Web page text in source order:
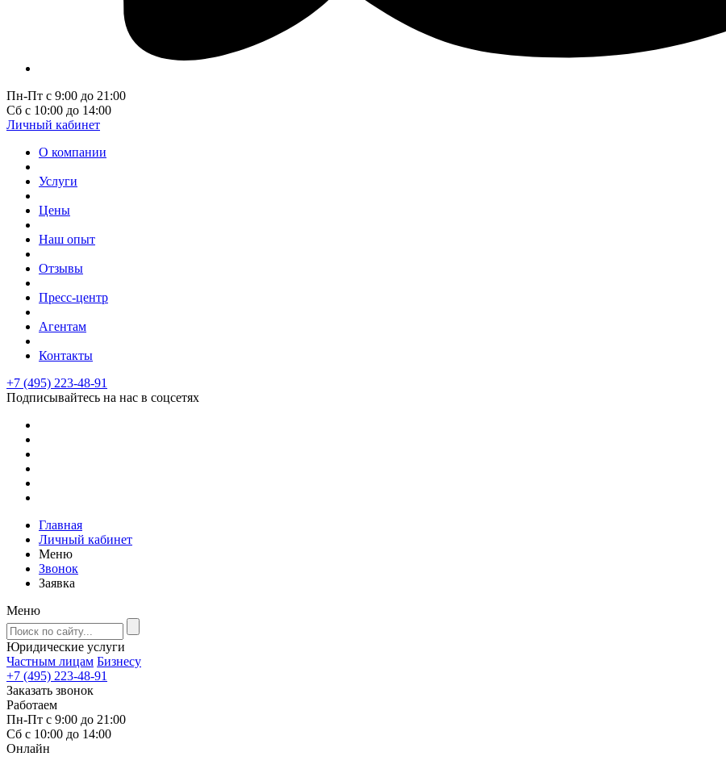
Пн-Пт с 9:00 до 21:00
Сб с 10:00 до 14:00
Личный кабинет
О компании
Услуги
Цены
Наш опыт
Отзывы
Пресс-центр
Агентам
Контакты
+7 (495) 223-48-91
Подписывайтесь на нас в соцсетях
Главная
Личный кабинет
Меню
Звонок
Заявка
Меню
Юридические услуги
Частным лицам Бизнесу
+7 (495) 223-48-91
Заказать звонок
Работаем
Пн-Пт с 9:00 до 21:00
Сб с 10:00 до 14:00
Онлайн